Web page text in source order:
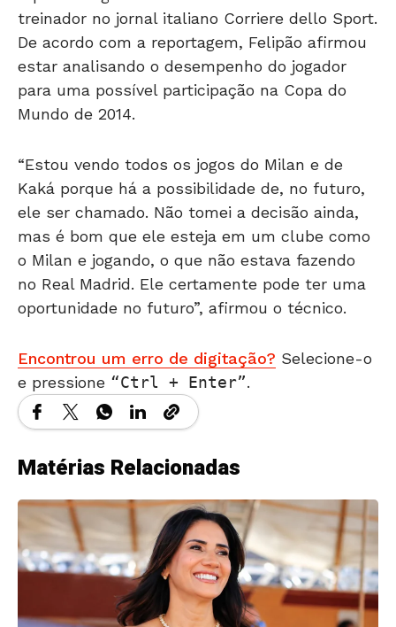
treinador no jornal italiano Corriere dello Sport.
De acordo com a reportagem, Felipão afirmou
estar analisando o desempenho do jogador
para uma possível participação na Copa do
Mundo de 2014.
“Estou vendo todos os jogos do Milan e de
Kaká porque há a possibilidade de, no futuro,
ele ser chamado. Não tomei a decisão ainda,
mas é bom que ele esteja em um clube como
o Milan e jogando, o que não estava fazendo
no Real Madrid. Ele certamente pode ter uma
oportunidade no futuro”, afirmou o técnico.
Encontrou um erro de digitação? Selecione-o
e pressione
Ctrl + Enter .
Matérias Relacionadas